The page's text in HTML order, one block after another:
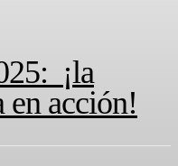
¡la
en acción!